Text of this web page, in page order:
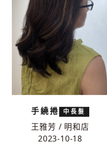
手繞捲 中長髮
王雅芳 / 明和店